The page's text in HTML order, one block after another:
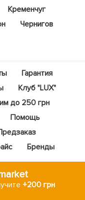
Кременчуг
Чернигов
Гарантия
Клуб "LUX"
до 250 грн
Помощь
Бренды
+200 грн